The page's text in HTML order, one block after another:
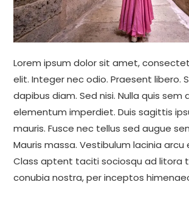
Lorem ipsum dolor sit amet,
elit. Integer nec odio. Praesent libero.
dapibus diam. Sed nisi. Nulla quis sem
elementum imperdiet. Duis sagittis
mauris. Fusce nec tellus sed augue
Mauris massa. Vestibulum lacinia arcu
Class aptent taciti sociosqu ad litora
conubia nostra, per inceptos